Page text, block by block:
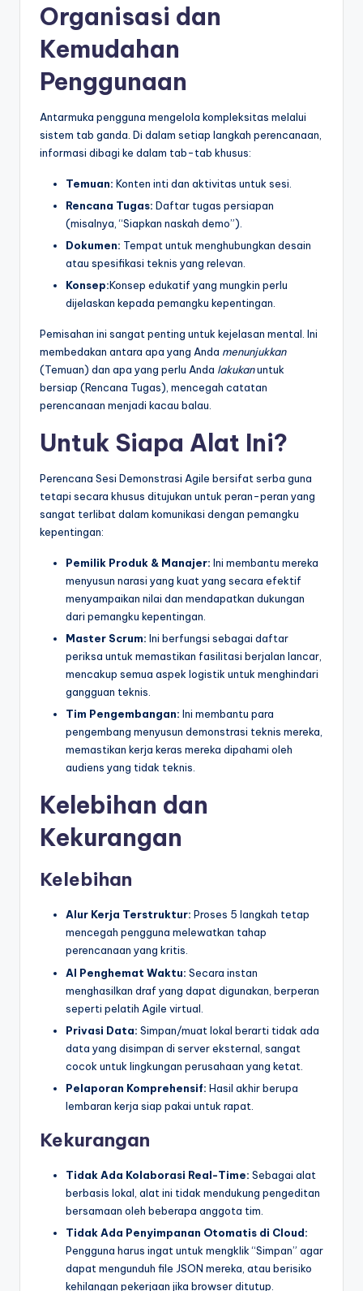
Organisasi dan
Kemudahan
Penggunaan
Antarmuka pengguna mengelola kompleksitas melalui
sistem tab ganda. Di dalam setiap langkah perencanaan,
informasi dibagi ke dalam tab-tab khusus:
Temuan: Konten inti dan aktivitas untuk sesi.
Rencana Tugas: Daftar tugas persiapan
(misalnya, “Siapkan naskah demo”).
Dokumen: Tempat untuk menghubungkan desain
atau spesifikasi teknis yang relevan.
Konsep:Konsep edukatif yang mungkin perlu
dijelaskan kepada pemangku kepentingan.
Pemisahan ini sangat penting untuk kejelasan mental. Ini
membedakan antara apa yang Anda menunjukkan
(Temuan) dan apa yang perlu Anda lakukanuntuk
bersiap (Rencana Tugas), mencegah catatan
perencanaan menjadi kacau balau.
Untuk Siapa Alat Ini?
Perencana Sesi Demonstrasi Agile bersifat serba guna
tetapi secara khusus ditujukan untuk peran-peran yang
sangat terlibat dalam komunikasi dengan pemangku
kepentingan:
Pemilik Produk & Manajer: Ini membantu mereka
menyusun narasi yang kuat yang secara efektif
menyampaikan nilai dan mendapatkan dukungan
dari pemangku kepentingan.
Master Scrum: Ini berfungsi sebagai daftar
periksa untuk memastikan fasilitasi berjalan lancar,
mencakup semua aspek logistik untuk menghindari
gangguan teknis.
Tim Pengembangan: Ini membantu para
pengembang menyusun demonstrasi teknis mereka,
memastikan kerja keras mereka dipahami oleh
audiens yang tidak teknis.
Kelebihan dan
Kekurangan
Kelebihan
Alur Kerja Terstruktur: Proses 5 langkah tetap
mencegah pengguna melewatkan tahap
perencanaan yang kritis.
AI Penghemat Waktu: Secara instan
menghasilkan draf yang dapat digunakan, berperan
seperti pelatih Agile virtual.
Privasi Data: Simpan/muat lokal berarti tidak ada
data yang disimpan di server eksternal, sangat
cocok untuk lingkungan perusahaan yang ketat.
Pelaporan Komprehensif: Hasil akhir berupa
lembaran kerja siap pakai untuk rapat.
Kekurangan
Tidak Ada Kolaborasi Real-Time: Sebagai alat
berbasis lokal, alat ini tidak mendukung pengeditan
bersamaan oleh beberapa anggota tim.
Tidak Ada Penyimpanan Otomatis di Cloud:
Pengguna harus ingat untuk mengklik “Simpan” agar
dapat mengunduh file JSON mereka, atau berisiko
kehilangan pekerjaan jika browser ditutup.